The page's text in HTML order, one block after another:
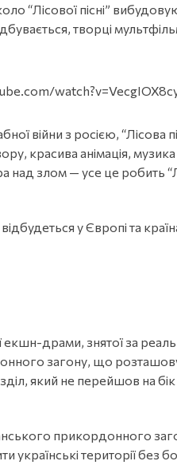
пісні”
творці
війни з росією, “Лісова
красива анімація,
над злом — усе це робить
у Європі та
екшн-драми, знятої за
загону, що
який не перейшов на бік
прикордонного
українські території без